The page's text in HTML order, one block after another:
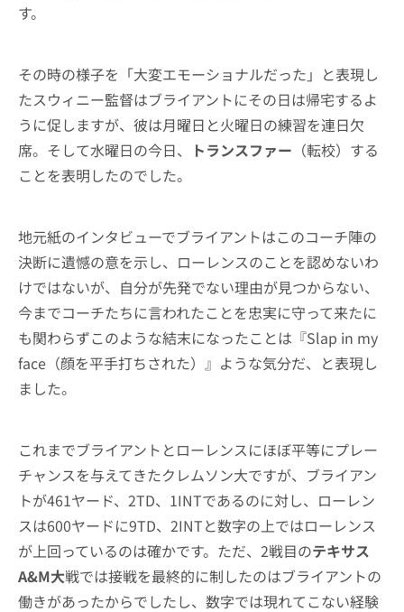
す。
その時の様子を「大変エモーショナルだった」と表現し
たスウィニー監督はブライアントにその日は帰宅するよ
うに促しますが、彼は月曜日と火曜日の練習を連日欠
席。そして水曜日の今日、
トランスファー （転校）する
ことを表明したのでした。
地元紙のインタビューでブライアントはこのコーチ陣の
決断に遺憾の意を示し、ローレンスのことを認めないわ
けではないが、自分が先発でない理由が見つからない、
今までコーチたちに言われたことを忠実に守って来たに
も関わらずこのような結末になったことは『Slap in my
face（顔を平手打ちされた）』ような気分だ、と表現し
ました。
これまでブライアントとローレンスにほぼ平等にプレー
チャンスを与えてきたクレムソン大ですが、ブライアン
トが461ヤード、2TD、1INTであるのに対し、ローレン
スは600ヤードに9TD、2INTと数字の上ではローレンス
が上回っているのは確かです。ただ、2戦目のテキサス
A&M大戦では接戦を最終的に制したのはブライアントの
働きがあったからでしたし、数字では現れてこない経験